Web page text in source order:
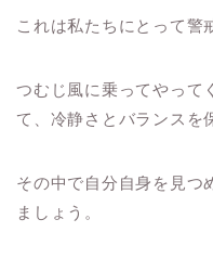
これは私たちにとって警
つむじ風に乗ってやって
て、冷静さとバランスを
その中で自分自身を見つ
ましょう。